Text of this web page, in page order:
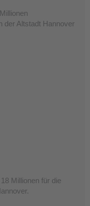
der Altstadt Hannover
18 Millionen für die